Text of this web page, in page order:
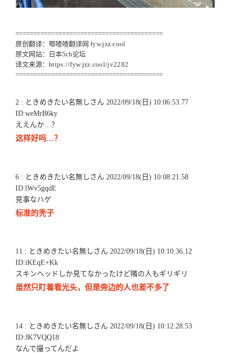
=========================================
原创翻译：唧喳喳翻译网 fyw.jzz.cool
原文网站：日本5ch论坛
译文来源： https://fyw.jzz.cool/jv2282
=========================================
2 : ときめきたい名無しさん 2022/09/18(日) 10:06:53.77
ID:weMrB6ky
ええんか…？
这样好吗…？
6 : ときめきたい名無しさん 2022/09/18(日) 10:08:21.58
ID:lWv5gqdE
見事なハゲ
标准的秃子
11 : ときめきたい名無しさん 2022/09/18(日) 10:10:36.12
ID:iKEqE+Kk
スキンヘッドしか見てなかったけど隣の人もギリギリ
虽然只盯着看光头，但是旁边的人也差不多了
14 : ときめきたい名無しさん 2022/09/18(日) 10:12:28.53
ID:JK7VQQ18
なんで撮ってんだよ